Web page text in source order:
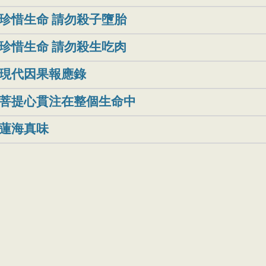
惜生命 請勿殺子墮胎
惜生命 請勿殺生吃肉
代因果報應錄
提心貫注在整個生命中
海真味